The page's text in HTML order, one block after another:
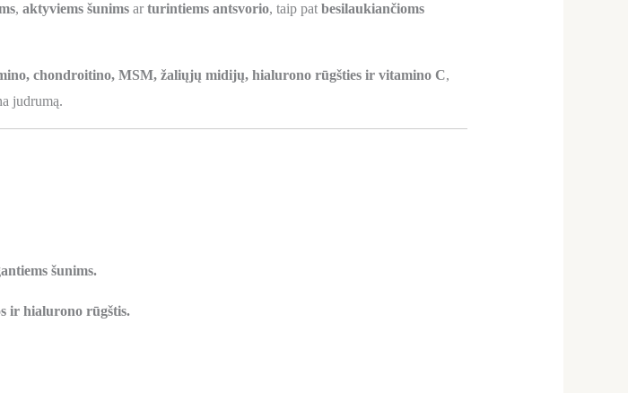
, aktyviems šunimsar turintiems antsvorio, taip pat besilaukiančioms
chondroitino, MSM, žaliųjų midijų, hialurono rūgšties ir vitamino C,
judrumą.
šunims.
ir hialurono rūgštis.